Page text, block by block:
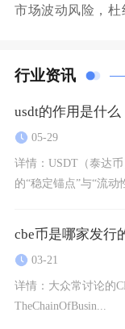
市场波动风险，杜
行业资讯
usdt的作用是什么
05-29
详情： USDT（泰达
的“稳定锚点”与“流动
cbe币是哪家发行
03-21
详情： 大众常讨论的
TheChainOfBusin...